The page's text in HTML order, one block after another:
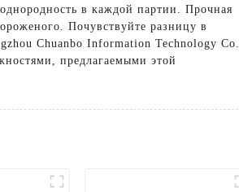
в каждой партии. Прочная
Почувствуйте разницу в
Chuanbo Information Technology Co.,
предлагаемыми этой